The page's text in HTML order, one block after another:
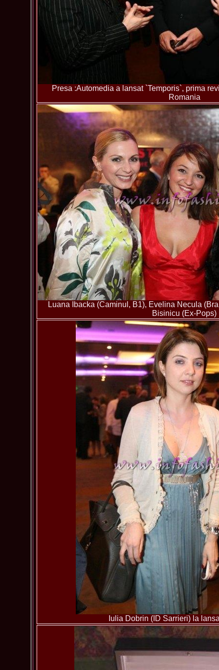
Presa :Automedia a lansat `Temporis`, prima
Romania
Luana Ibacka (Caminul, B1), Evelina Necula
Bisinicu (Ex-Pops)
Iulia Dobrin (ID Sarrieri) la